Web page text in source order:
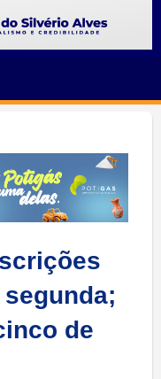
de